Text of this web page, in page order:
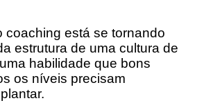
coaching está se tornando
estrutura de uma cultura de
habilidade que bons
os níveis precisam